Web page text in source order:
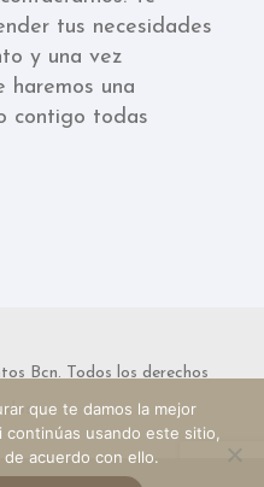
tus necesidades
y una vez
haremos una
contigo todas
Bcn. Todos los derechos
-Política de cookies
que te damos la mejor
usando este sitio,
acuerdo con ello.